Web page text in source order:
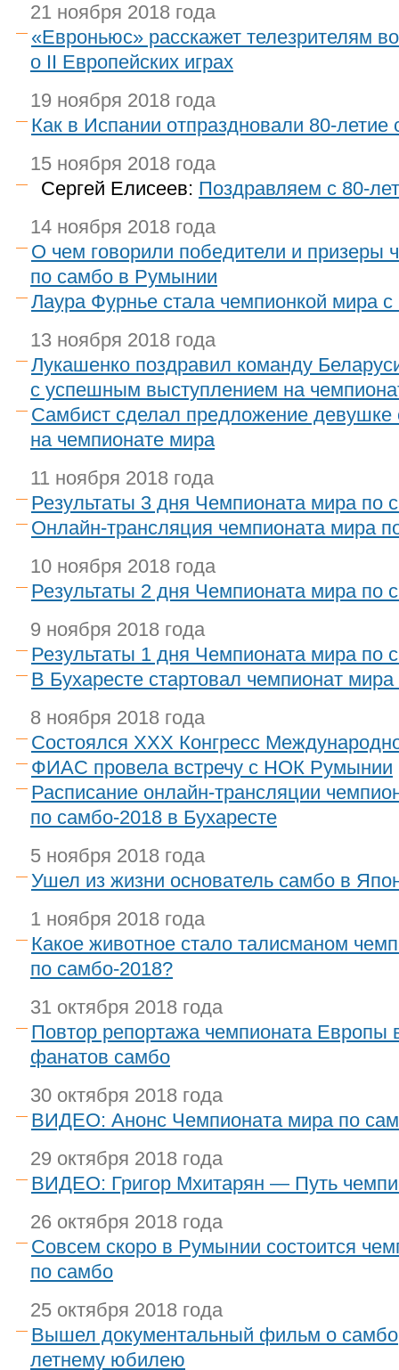
21 ноября 2018 года
«Евроньюс» расскажет телезрителям
о II Европейских играх
19 ноября 2018 года
Как в Испании отпраздновали 80-летие
15 ноября 2018 года
Сергей Елисеев: Поздравляем с 80-
14 ноября 2018 года
О чем говорили победители и призеры
по самбо в Румынии
Лаура Фурнье стала чемпионкой мира
13 ноября 2018 года
Лукашенко поздравил команду
с успешным выступлением на
Самбист сделал предложение девушке
на чемпионате мира
11 ноября 2018 года
Результаты 3 дня Чемпионата мира по
Онлайн-трансляция чемпионата мира
10 ноября 2018 года
Результаты 2 дня Чемпионата мира по
9 ноября 2018 года
Результаты 1 дня Чемпионата мира по
В Бухаресте стартовал чемпионат
8 ноября 2018 года
Состоялся XXX Конгресс
ФИАС провела встречу с НОК Румынии
Расписание онлайн-трансляции
по самбо-2018 в Бухаресте
5 ноября 2018 года
Ушел из жизни основатель самбо в
1 ноября 2018 года
Какое животное стало талисманом
по самбо-2018?
31 октября 2018 года
Повтор репортажа чемпионата Европы
фанатов самбо
30 октября 2018 года
ВИДЕО: Анонс Чемпионата мира по
29 октября 2018 года
ВИДЕО: Григор Мхитарян — Путь
26 октября 2018 года
Совсем скоро в Румынии состоится
по самбо
25 октября 2018 года
Вышел документальный фильм о
летнему юбилею